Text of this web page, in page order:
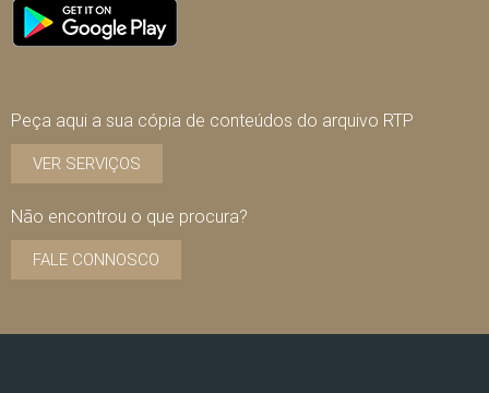
Peça aqui a sua cópia de conteúdos do arquivo RTP
VER SERVIÇOS
Não encontrou o que procura?
FALE CONNOSCO